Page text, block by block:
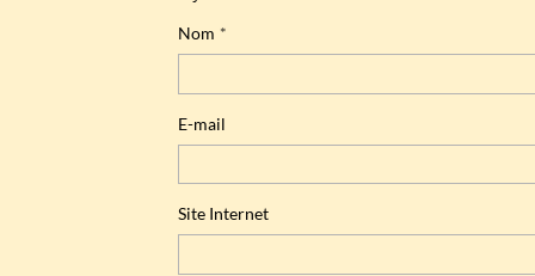
Nom
E-mail
Site Internet